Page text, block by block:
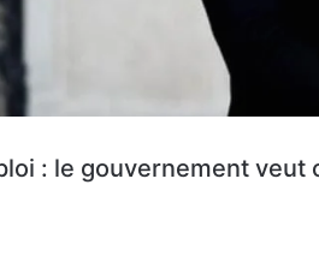
: le gouvernement veut